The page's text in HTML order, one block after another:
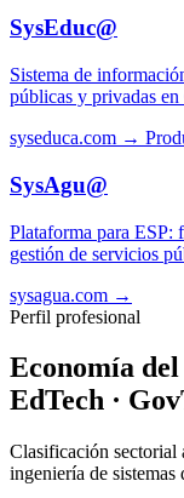
SysEduc@
Sistema de
públicas y privadas
syseduca.com →
SysAgu@
Plataforma para ESP:
gestión de servicios
sysagua.com →
Perfil profesional
Economía
EdTech ·
Clasificación
ingeniería de sistemas